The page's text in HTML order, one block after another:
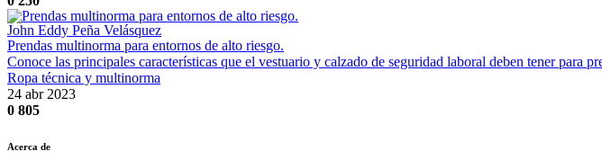
John Eddy Peña Velásquez
Prendas multinorma para entornos de alto riesgo.
Conoce las principales características que el vestuario y calzado de seguridad laboral deben tener para
Ropa técnica y multinorma
24 abr 2023
0 805
Acerca de